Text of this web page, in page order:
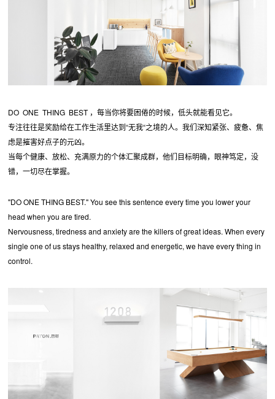
DO ONE THING BEST ，每当你将要困倦的时候，低头就能看见它。
专注往往是奖励给在工作生活里达到“无我“之境的人。我们深知紧张、疲惫、焦
虑是摧害好点子的元凶。
当每个健康、放松、充满原力的个体汇聚成群，他们目标明确，眼神笃定，没
错，一切尽在掌握。
"DO ONE THING BEST." You see this sentence every time you lower your
head when you are tired.
Nervousness, tiredness and anxiety are the killers of great ideas. When every
single one of us stays healthy, relaxed and energetic, we have every thing in
control.